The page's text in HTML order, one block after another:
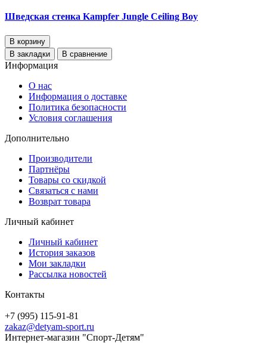
Шведская стенка Kampfer Jungle Ceiling Boy
В корзину
В закладки
В сравнение
Информация
О нас
Информация о доставке
Политика безопасности
Условия соглашения
Дополнительно
Производители
Партнёры
Товары со скидкой
Связаться с нами
Возврат товара
Личный кабинет
Личный кабинет
История заказов
Мои закладки
Рассылка новостей
Контакты
+7 (995) 115-91-81
zakaz@detyam-sport.ru
Интернет-магазин "Спорт-Детям"